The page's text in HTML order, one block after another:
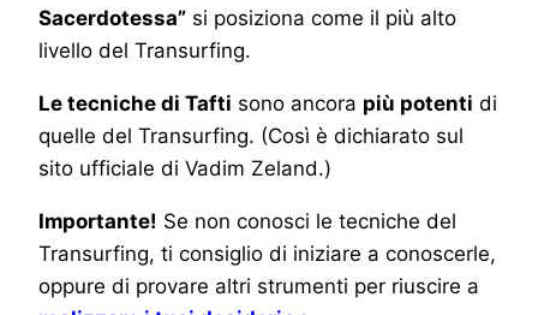
Sacerdotessa” si posiziona come il più alto
livello del Transurfing.
Le tecniche di Tafti sono ancora più potenti di
quelle del Transurfing. (Così è dichiarato sul
sito ufficiale di Vadim Zeland.)
Importante! Se non conosci le tecniche del
Transurfing, ti consiglio di iniziare a conoscerle,
oppure di provare altri strumenti per riuscire a